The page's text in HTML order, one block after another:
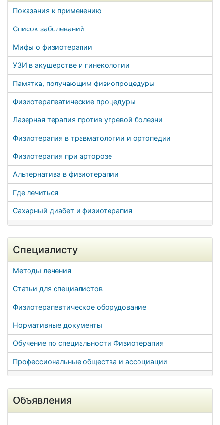
Показания к применению
Список заболеваний
Мифы о физиотерапии
УЗИ в акушерстве и гинекологии
Памятка, получающим физиопроцедуры
Физиотерапеатические процедуры
Лазерная терапия против угревой болезни
Физиотерапия в травматологии и ортопедии
Физиотерапия при арторозе
Альтернатива в физиотерапии
Где лечиться
Сахарный диабет и физиотерапия
Специалисту
Методы лечения
Статьи для специалистов
Физиотерапевтическое оборудование
Нормативные документы
Обучение по специальности Физиотерапия
Профессиональные общества и ассоциации
Объявления